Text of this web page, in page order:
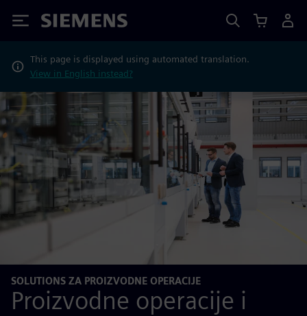
Siemens
This page is displayed using automated translation.
View in English instead?
SOLUTIONS ZA PROIZVODNE OPERACIJE
Proizvodne operacije i